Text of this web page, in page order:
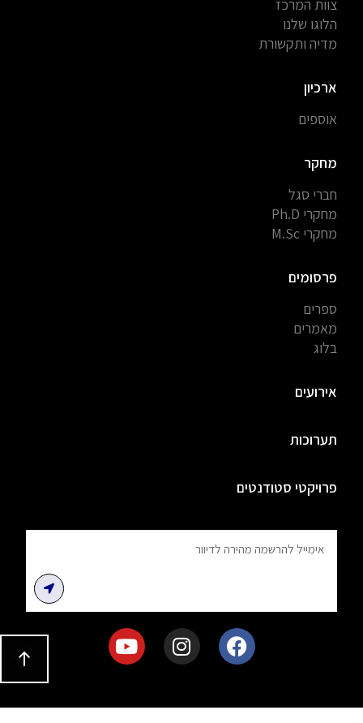
צוות המרכז
הלוגו שלנו
מדיה ותקשורת
ארכיון
אוספים
מחקר
חברי סגל
מחקרי Ph.D
מחקרי M.Sc
פרסומים
ספרים
מאמרים
בלוג
אירועים
תערוכות
פרויקטי סטודנטים